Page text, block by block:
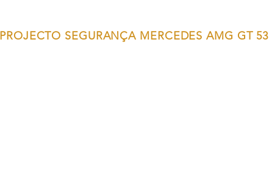
PROJECTO SEGURANÇA MERCEDES AMG GT 53